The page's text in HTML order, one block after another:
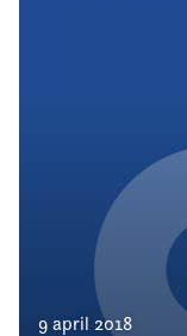
9 april 2018